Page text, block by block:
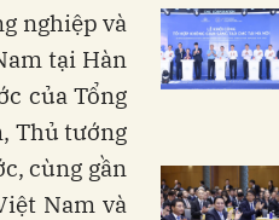
nghiệp và
tại Hàn
của Tổng
Thủ tướng
cùng gần
Nam và